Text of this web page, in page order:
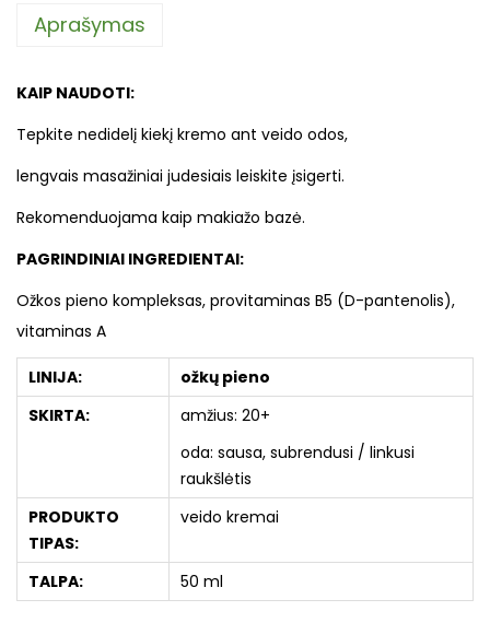
Aprašymas
KAIP NAUDOTI:
Tepkite nedidelį kiekį kremo ant veido odos,
lengvais masažiniai judesiais leiskite įsigerti.
Rekomenduojama kaip makiažo bazė.
PAGRINDINIAI INGREDIENTAI:
Ožkos pieno kompleksas, provitaminas B5 (D-pantenolis),
vitaminas A
LINIJA:
ožkų pieno
SKIRTA:
amžius: 20+
oda: sausa, subrendusi / linkusi
raukšlėtis
PRODUKTO
TIPAS:
veido kremai
TALPA: 50 ml